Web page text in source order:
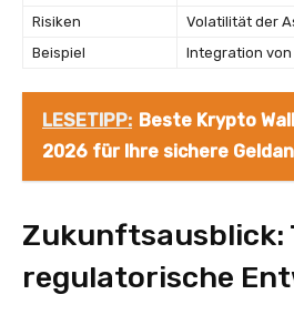
Risiken
Volatilität der
Beispiel
Integration
LESETIPP: Beste Krypto
2026 für Ihre sichere
Zukunftsausblick:
regulatorische